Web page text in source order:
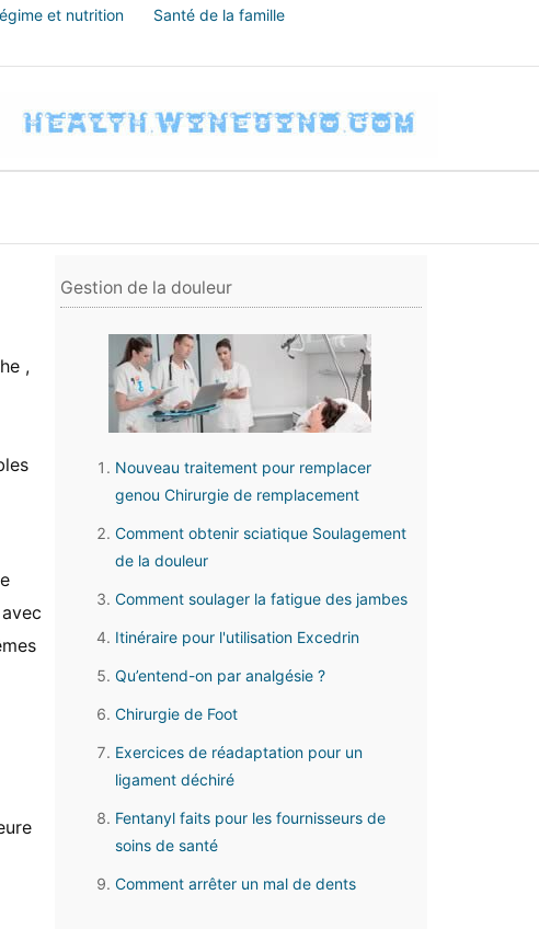
et nutrition
Santé de la famille
,
Gestion de la douleur
Nouveau traitement pour remplacer
genou Chirurgie de remplacement
Comment obtenir sciatique Soulagement
de la douleur
Comment soulager la fatigue des jambes
Itinéraire pour l'utilisation Excedrin
Qu’entend-on par analgésie ?
Chirurgie de Foot
Exercices de réadaptation pour un
ligament déchiré
Fentanyl faits pour les fournisseurs de
soins de santé
Comment arrêter un mal de dents